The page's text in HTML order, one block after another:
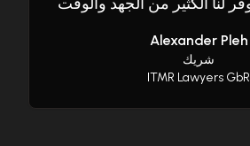
Alexander Pleh
شريك
ITMR Lawyers GbR